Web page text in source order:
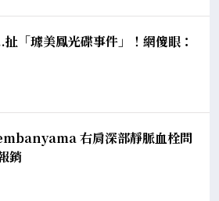
「璩美鳳光碟事件」！網傻眼：
右肩深部靜脈血栓問
銷